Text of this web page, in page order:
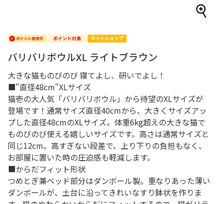
バリバリボウルXL ライトブラウン
大きな猫ものびのび 寝てよし、研いでよし！
■"直径48cm"XLサイズ
猫壱の大人気「バリバリボウル」から待望のXLサイズが
登場です！通常サイズ直径40cmから、大きくサイズアッ
プした直径48cmのXLサイズ。体重6kg超えの大きな猫で
ものびのび使える嬉しいサイズです。高さは通常サイズと
同じ12cm。高すぎない段差で、上り下りの負担もなく、
お部屋に置いた時の圧迫感も軽減します。
■からだフィット形状
つめとぎ兼ベッド部分はダンボール製。重なりあった薄い
ダンボールが、土台に沿ってきれいなすり鉢状を作りま